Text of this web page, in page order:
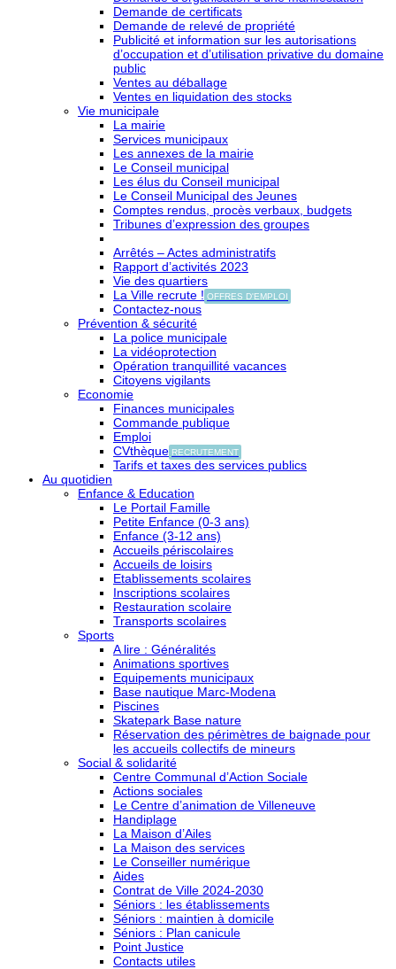
Demande de certificats
Demande de relevé de propriété
Publicité et information sur les autorisations
d’occupation et d’utilisation privative du domaine
public
Ventes au déballage
Ventes en liquidation des stocks
Vie municipale
La mairie
Services municipaux
Les annexes de la mairie
Le Conseil municipal
Les élus du Conseil municipal
Le Conseil Municipal des Jeunes
Comptes rendus, procès verbaux, budgets
Tribunes d’expression des groupes
Arrêtés – Actes administratifs
Rapport d’activités 2023
Vie des quartiers
La Ville recrute ! OFFRES D'EMPLOI
Contactez-nous
Prévention & sécurité
La police municipale
La vidéoprotection
Opération tranquillité vacances
Citoyens vigilants
Economie
Finances municipales
Commande publique
Emploi
CVthèque RECRUTEMENT
Tarifs et taxes des services publics
Au quotidien
Enfance & Education
Le Portail Famille
Petite Enfance (0-3 ans)
Enfance (3-12 ans)
Accueils périscolaires
Accueils de loisirs
Etablissements scolaires
Inscriptions scolaires
Restauration scolaire
Transports scolaires
Sports
A lire : Généralités
Animations sportives
Equipements municipaux
Base nautique Marc-Modena
Piscines
Skatepark Base nature
Réservation des périmètres de baignade pour
les accueils collectifs de mineurs
Social & solidarité
Centre Communal d’Action Sociale
Actions sociales
Le Centre d’animation de Villeneuve
Handiplage
La Maison d’Ailes
La Maison des services
Le Conseiller numérique
Aides
Contrat de Ville 2024-2030
Séniors : les établissements
Séniors : maintien à domicile
Séniors : Plan canicule
Point Justice
Contacts utiles